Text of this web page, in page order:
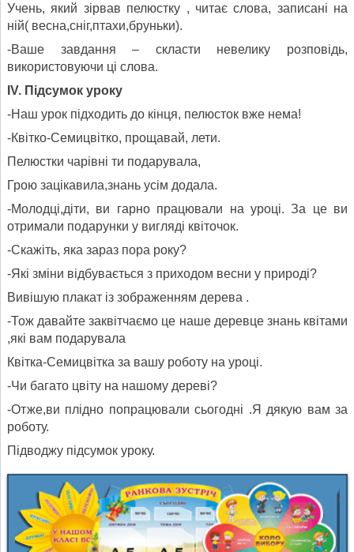
Учень, який зірвав пелюстку , читає слова, записані на
ній( весна,сніг,птахи,бруньки).
-Ваше завдання – скласти невелику розповідь,
використовуючи ці слова.
IV. Підсумок уроку
-Наш урок підходить до кінця, пелюсток вже нема!
-Квітко-Семицвітко, прощавай, лети.
Пелюстки чарівні ти подарувала,
Грою зацікавила,знань усім додала.
-Молодці,діти, ви гарно працювали на уроці. За це ви
отримали подарунки у вигляді квіточок.
-Скажіть, яка зараз пора року?
-Які зміни відбувається з приходом весни у природі?
Вивішую плакат із зображенням дерева .
-Тож давайте заквітчаємо це наше деревце знань квітами
,які вам подарувала
Квітка-Семицвітка за вашу роботу на уроці.
-Чи багато цвіту на нашому дереві?
-Отже,ви плідно попрацювали сьогодні .Я дякую вам за
роботу.
Підводжу підсумок уроку.